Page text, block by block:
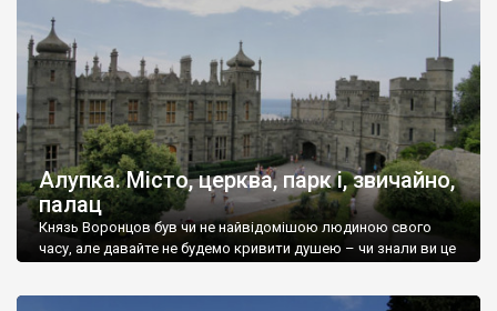
Алупка. Місто, церква, парк і, звичайно,
палац
Князь Воронцов був чи не найвідомішою людиною свого
часу, але давайте не будемо кривити душею – чи знали ви це